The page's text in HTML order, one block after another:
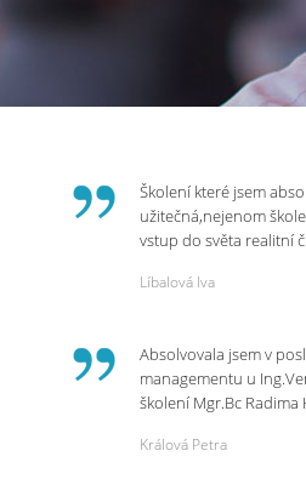
Školení které jsem
užitečná,nejenom
vstup do světa realitní
p.Vendulce která s
potřebná školení,která
Líbalová Iva
Absolvovala jsem v
managementu u
školení Mgr.Bc
práci a na život.
Králová Petra